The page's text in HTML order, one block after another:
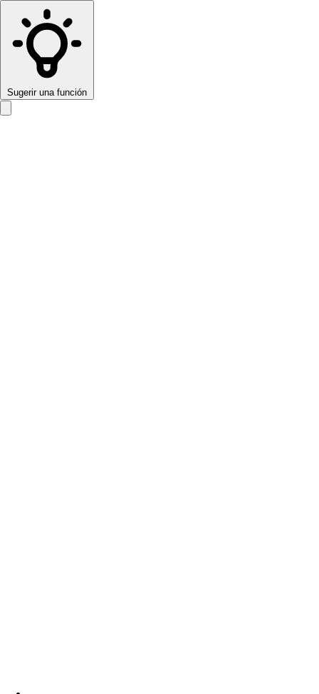
Sugerir una función